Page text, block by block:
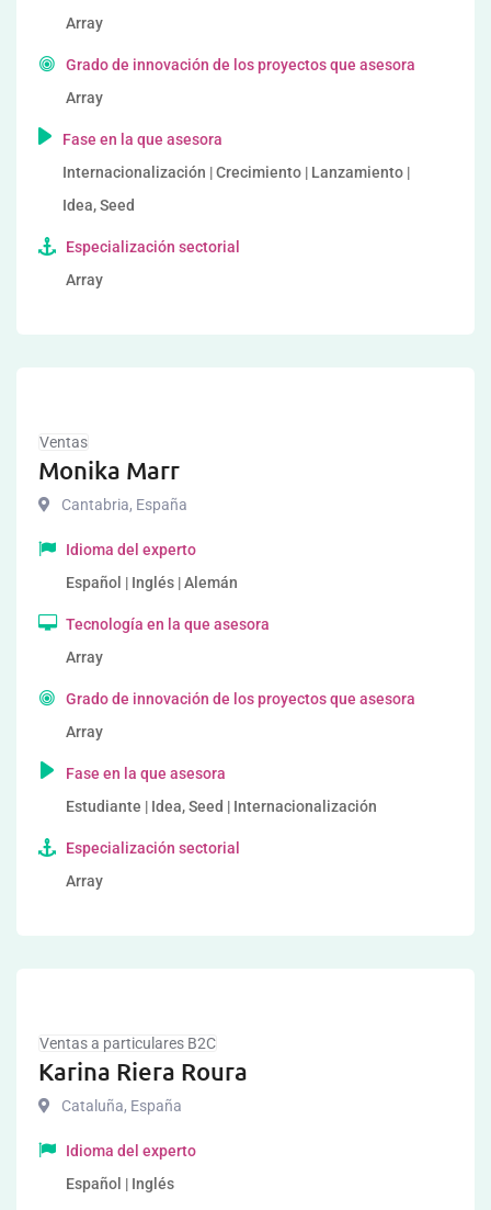
Array
Grado de innovación de los proyectos que asesora
Array
Fase en la que asesora
Internacionalización | Crecimiento | Lanzamiento |
Idea, Seed
Especialización sectorial
Array
Ventas
Monika Marr
Cantabria, España
Idioma del experto
Español | Inglés | Alemán
Tecnología en la que asesora
Array
Grado de innovación de los proyectos que asesora
Array
Fase en la que asesora
Estudiante | Idea, Seed | Internacionalización
Especialización sectorial
Array
Ventas a particulares B2C
Karina Riera Roura
Cataluña, España
Idioma del experto
Español | Inglés